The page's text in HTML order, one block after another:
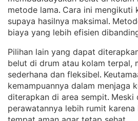
metode lama. Cara ini mengikuti
supaya hasilnya maksimal.
biaya yang lebih efisien
Pilihan lain yang dapat
belut di drum atau kolam terpal,
sederhana dan fleksibel.
kemampuannya dalam menjaga
diterapkan di area sempit. Meski
perawatannya lebih rumit